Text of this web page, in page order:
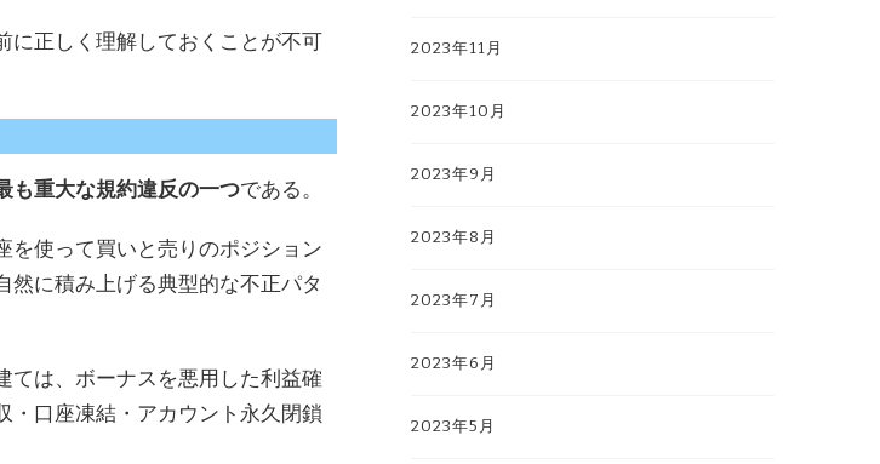
に正しく理解しておくことが不可
も重大な規約違反の一つである。
を使って買いと売りのポジション
然に積み上げる典型的な不正パタ
ては、ボーナスを悪用した利益確
・口座凍結・アカウント永久閉鎖
2023年11月
2023年10月
2023年9月
2023年8月
2023年7月
2023年6月
2023年5月